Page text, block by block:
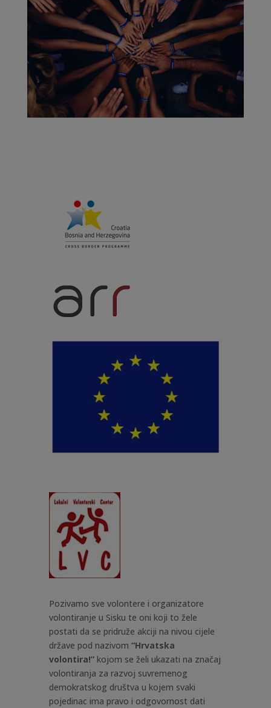
Pozivamo sve volontere i organizatore
volontiranje u Sisku te oni koji to žele
postati da se pridruže akciji na nivou cijele
države pod nazivom “Hrvatska
volontira!” kojom se želi ukazati na značaj
volontiranja za razvoj suvremenog
demokratskog društva u kojem svaki
pojedinac ima pravo i odgovornost dati